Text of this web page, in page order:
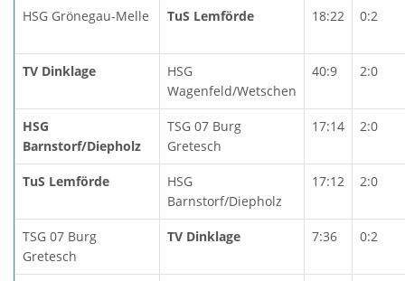
HSG Grönegau-Melle TuS Lemförde 18:22 0:2
TV Dinklage
HSG
Wagenfeld/Wetschen
40:9 2:0
HSG
Barnstorf/Diepholz
TSG 07 Burg
Gretesch
17:14 2:0
TuS Lemförde
HSG
Barnstorf/Diepholz
17:12 2:0
TSG 07 Burg
Gretesch
TV Dinklage 7:36 0:2